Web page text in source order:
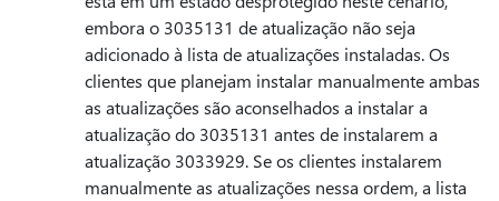
embora o 3035131 de atualização não seja
adicionado à lista de atualizações instaladas. Os
clientes que planejam instalar manualmente ambas
as atualizações são aconselhados a instalar a
atualização do 3035131 antes de instalarem a
atualização 3033929. Se os clientes instalarem
manualmente as atualizações nessa ordem, a lista